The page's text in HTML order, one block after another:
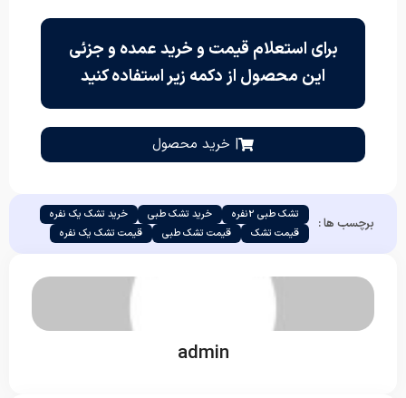
برای استعلام قیمت و خرید عمده و جزئی
این محصول از دکمه زیر استفاده کنید
| خرید محصول
برچسب ها : تشک طبی 2نفره خرید تشک طبی
خرید تشک یک نفره
قیمت تشک
قیمت تشک طبی قیمت تشک یک نفره
admin